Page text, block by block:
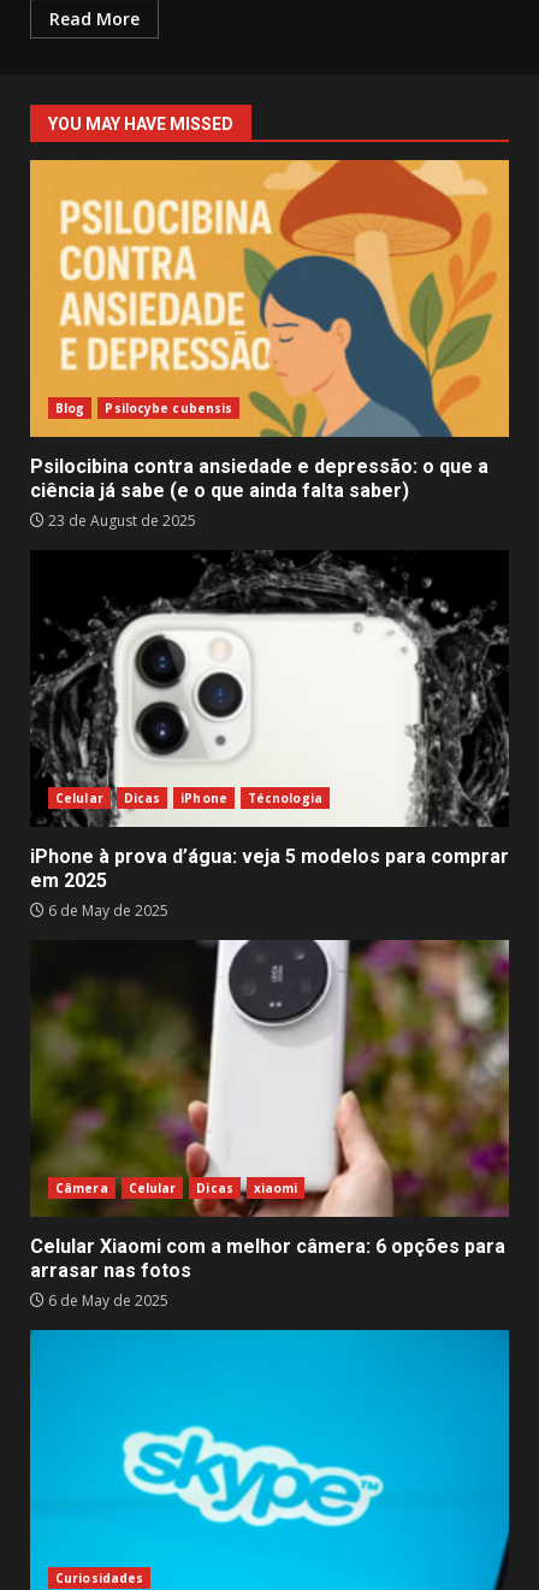
Read More
YOU MAY HAVE MISSED
Blog Psilocybe cubensis
Psilocibina contra ansiedade e depressão: o que a
ciência já sabe (e o que ainda falta saber)
23 de August de 2025
Celular Dicas iPhone Técnologia
iPhone à prova d’água: veja 5 modelos para comprar
em 2025
6 de May de 2025
Câmera Celular Dicas xiaomi
Celular Xiaomi com a melhor câmera: 6 opções para
arrasar nas fotos
6 de May de 2025
Curiosidades